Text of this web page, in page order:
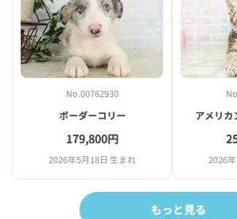
No.00762930
ボーダーコリー
179,800円
2026年5月18日 生まれ
アメリカ
2026
もっと見る